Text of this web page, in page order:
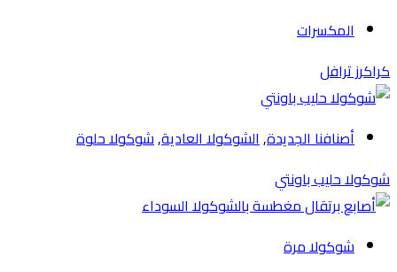
المكسرات
ترافل
أصنافنا الجديدة,الشوكولا العادية,شوكولا حلوة
حليب باونتي
شوكولا مرة